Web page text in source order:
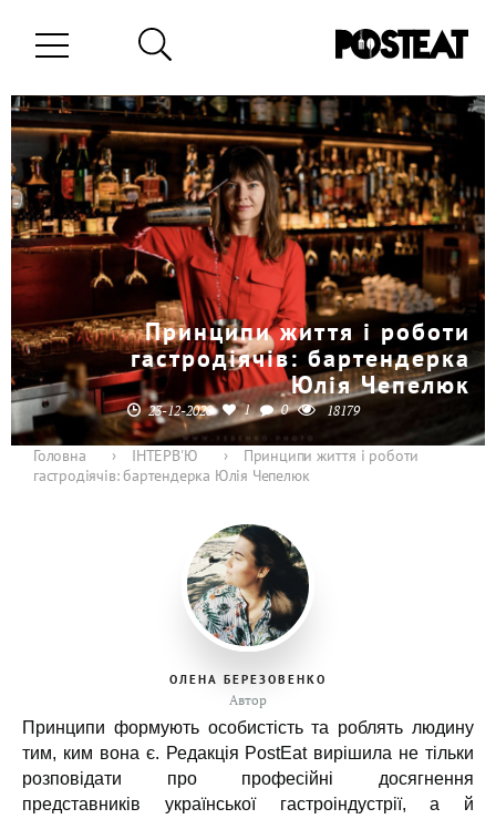
Принципи життя і роботи
гастродіячів: бартендерка
Юлія Чепелюк
23-12-2020 1 0 18179
Головна › ІНТЕРВ'Ю ›
Принципи життя і роботи
гастродіячів: бартендерка Юлія Чепелюк
ОЛЕНА БЕРЕЗОВЕНКО
Автор
Принципи формують особистість та роблять людину
тим, ким вона є. Редакція PostEat вирішила не тільки
розповідати про професійні досягнення
представників української гастроіндустрії, а й